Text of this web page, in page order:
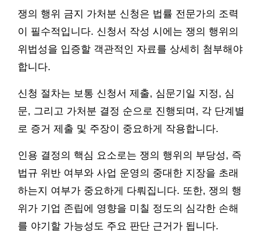
쟁의 행위 금지 가처분 신청은 법률 전문가의 조력
이 필수적입니다. 신청서 작성 시에는 쟁의 행위의
위법성을 입증할 객관적인 자료를 상세히 첨부해야
합니다.
신청 절차는 보통 신청서 제출, 심문기일 지정, 심
문, 그리고 가처분 결정 순으로 진행되며, 각 단계별
로 증거 제출 및 주장이 중요하게 작용합니다.
인용 결정의 핵심 요소로는 쟁의 행위의 부당성, 즉
법규 위반 여부와 사업 운영의 중대한 지장을 초래
하는지 여부가 중요하게 다뤄집니다. 또한, 쟁의 행
위가 기업 존립에 영향을 미칠 정도의 심각한 손해
를 야기할 가능성도 주요 판단 근거가 됩니다.